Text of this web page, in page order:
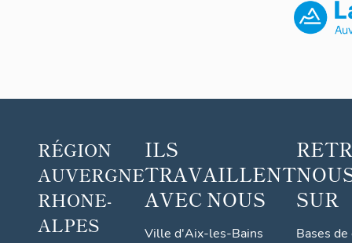
RÉGION
AUVERGNE
RHONE-
ALPES
ILS
TRAVAILLENT
AVEC NOUS
Ville d'Aix-les-Bains
SUR
Bases